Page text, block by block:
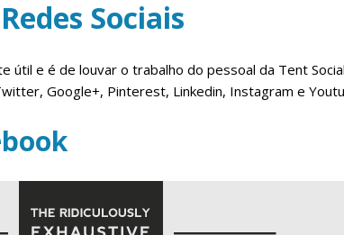
Sociais
útil e é de louvar o trabalho do pessoal da Tent
Google+, Pinterest, Linkedin, Instagram e